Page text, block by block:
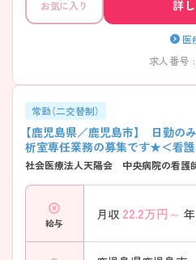
お気に入り
詳
医
求人番号
常勤（二交替制）
【鹿児島県／鹿児島市】 日勤の
析室専任業務の募集です★＜看
社会医療法人天陽会 中央病院の看護
給与
月収 22.2万円～